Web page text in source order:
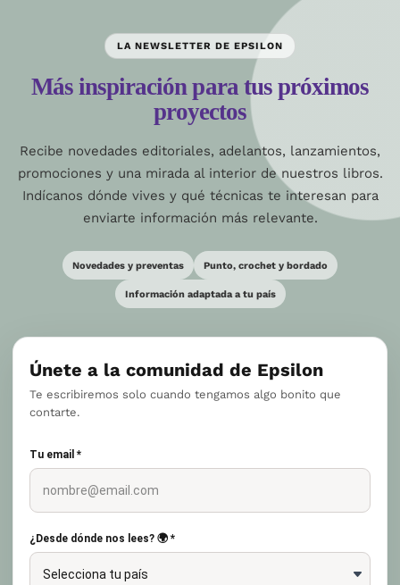
LA NEWSLETTER DE EPSILON
Más inspiración para tus próximos
proyectos
Recibe novedades editoriales, adelantos, lanzamientos,
promociones y una mirada al interior de nuestros libros.
Indícanos dónde vives y qué técnicas te interesan para
enviarte información más relevante.
Novedades y preventas Punto, crochet y bordado
Información adaptada a tu país
Únete a la comunidad de Epsilon
Te escribiremos solo cuando tengamos algo bonito que
contarte.
Tu email *
¿Desde dónde nos lees? 🌍 *